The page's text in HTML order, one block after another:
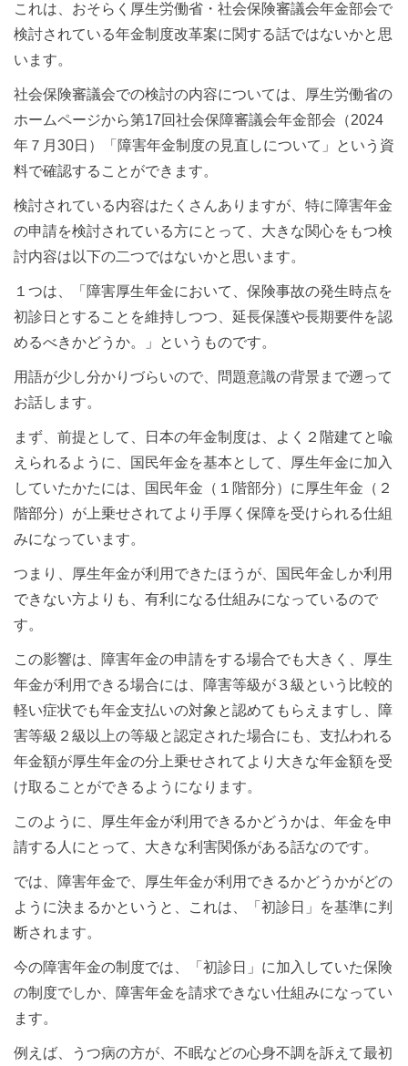
これは、おそらく厚生労働省・社会保険審議会年金部会で
検討されている年金制度改革案に関する話ではないかと思
います。
社会保険審議会での検討の内容については、厚生労働省の
ホームページから第17回社会保障審議会年金部会（2024
年７月30日）「障害年金制度の見直しについて」という資
料で確認することができます。
検討されている内容はたくさんありますが、特に障害年金
の申請を検討されている方にとって、大きな関心をもつ検
討内容は以下の二つではないかと思います。
１つは、「障害厚生年金において、保険事故の発生時点を
初診日とすることを維持しつつ、延長保護や長期要件を認
めるべきかどうか。」というものです。
用語が少し分かりづらいので、問題意識の背景まで遡って
お話します。
まず、前提として、日本の年金制度は、よく２階建てと喩
えられるように、国民年金を基本として、厚生年金に加入
していたかたには、国民年金（１階部分）に厚生年金（２
階部分）が上乗せされてより手厚く保障を受けられる仕組
みになっています。
つまり、厚生年金が利用できたほうが、国民年金しか利用
できない方よりも、有利になる仕組みになっているので
す。
この影響は、障害年金の申請をする場合でも大きく、厚生
年金が利用できる場合には、障害等級が３級という比較的
軽い症状でも年金支払いの対象と認めてもらえますし、障
害等級２級以上の等級と認定された場合にも、支払われる
年金額が厚生年金の分上乗せされてより大きな年金額を受
け取ることができるようになります。
このように、厚生年金が利用できるかどうかは、年金を申
請する人にとって、大きな利害関係がある話なのです。
では、障害年金で、厚生年金が利用できるかどうかがどの
ように決まるかというと、これは、「初診日」を基準に判
断されます。
今の障害年金の制度では、「初診日」に加入していた保険
の制度でしか、障害年金を請求できない仕組みになってい
ます。
例えば、うつ病の方が、不眠などの心身不調を訴えて最初